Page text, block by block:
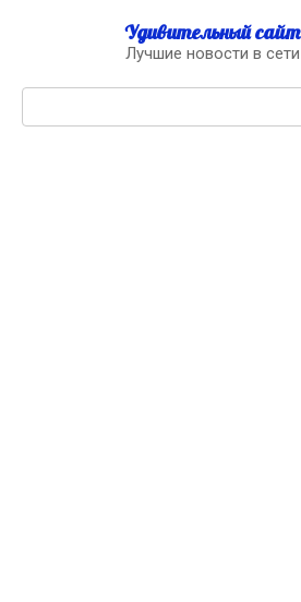
Удивительный сайт
Лучшие новости в сети